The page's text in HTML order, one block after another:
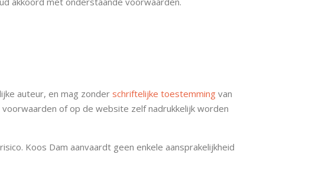
auteur, en mag zonder schriftelijke toestemming van
of op de website zelf nadrukkelijk worden
Koos Dam aanvaardt geen enkele aansprakelijkheid